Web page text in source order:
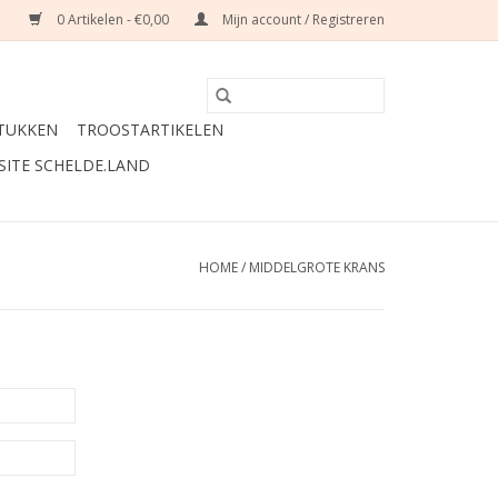
0 Artikelen - €0,00 Mijn account / Registreren
TROOSTARTIKELEN
SCHELDE.LAND
HOME/ MIDDELGROTE KRANS